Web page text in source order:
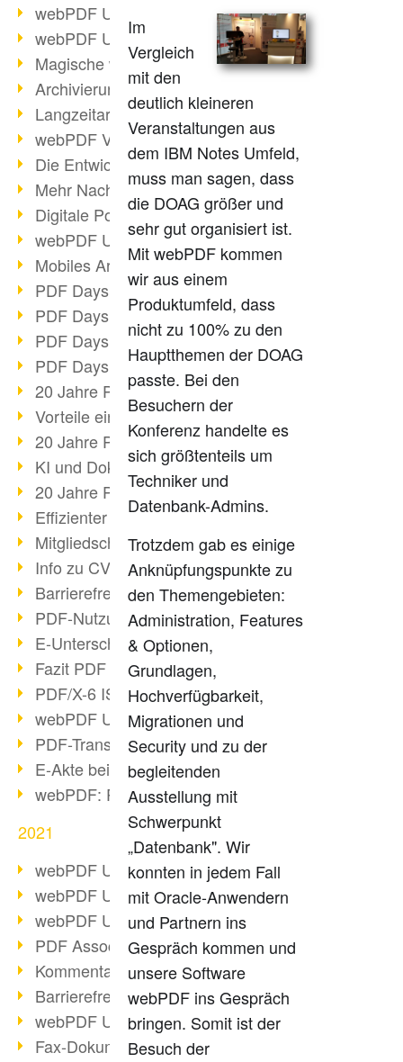
webPDF Update 8.0.0.2727
webPDF Update 9.0.0.2732
Magische webPDF Version 9
Archivierung: Aufbewahrungsfristen
Langzeitarchivierung mit PDF/A
webPDF Video - Behind the Scenes
Die Entwicklung von PDF/X
Mehr Nachhaltigkeit durch PDF
Digitale Post als PDF/A
webPDF Update 8.0.0.2531
Mobiles Arbeiten mit PDF
PDF Days 2022 Themenblock 3
PDF Days 2022 Themenblock 2
PDF Days 2022 Themenblock 1
PDF Days Europe 2022
20 Jahre PDF/X (Teil 3)
Vorteile einer PDF-Businesslösung
20 Jahre PDF/X (Teil 2)
KI und Dokumenten-Management
20 Jahre PDF/X (Teil 1)
Effizienter Dokumenten Workflow
Mitgliedschaft PDF Association
Info zu CVE-2022-22965
Barrierefreiheit mehr als Inklusion
PDF-Nutzung durch Pandemie
E-Unterschriften für Verwaltung
Fazit PDF Days 2021
PDF/X-6 ISO-Norm
webPDF Update 8.0.0.2393
PDF-Transparenz beim PDF-Format
E-Akte bei Behörden
webPDF: PDF-Anhänge verwalten
2021
webPDF Update 8.0.0.2376
webPDF Update 8.0.0.2374
webPDF Update 8.0.0.2372
PDF Association 2021 Entwicklungen
Kommentare im PDF einfügen
Barrierefreie PDF-Dokumente (3/3)
webPDF Update 8.0.0.2338
Fax-Dokumente in Workflow
Im
Vergleich
mit den
deutlich kleineren
Veranstaltungen aus
dem IBM Notes Umfeld,
muss man sagen, dass
die DOAG größer und
sehr gut organisiert ist.
Mit webPDF kommen
wir aus einem
Produktumfeld, dass
nicht zu 100% zu den
Hauptthemen der DOAG
passte. Bei den
Besuchern der
Konferenz handelte es
sich größtenteils um
Techniker und
Datenbank-Admins.
Trotzdem gab es einige
Anknüpfungspunkte zu
den Themengebieten:
Administration, Features
& Optionen,
Grundlagen,
Hochverfügbarkeit,
Migrationen und
Security und zu der
begleitenden
Ausstellung mit
Schwerpunkt
„Datenbank". Wir
konnten in jedem Fall
mit Oracle-Anwendern
und Partnern ins
Gespräch kommen und
unsere Software
webPDF ins Gespräch
bringen. Somit ist der
Besuch der